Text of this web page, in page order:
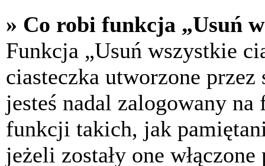
» Co robi funkcja „Usuń
Funkcja „Usuń wszystkie
ciasteczka utworzone
jesteś nadal zalogowany
funkcji takich, jak
jeżeli zostały one